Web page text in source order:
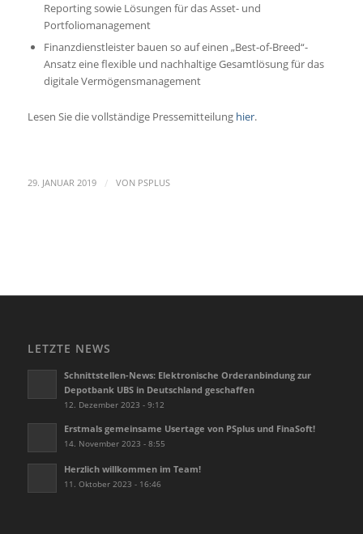
Reporting sowie Lösungen für das Asset- und
Portfoliomanagement
Finanzdienstleister bauen so auf einen „Best-of-Breed“-
Ansatz eine flexible und nachhaltige Gesamtlösung für das
digitale Vermögensmanagement
Lesen Sie die vollständige Pressemitteilung hier.
29. JANUAR 2019 / VON PSPLUS
LETZTE NEWS
Schnittstellen-News: Elektronische Orderanbindung zur
Depotbank UBS in Deutschland geschaffen
12. Dezember 2023 - 9:12
Erstmals gemeinsame Usertage von PSplus und FinaSoft!
14. November 2023 - 8:55
Herzlich willkommen im Team!
11. Oktober 2023 - 16:46